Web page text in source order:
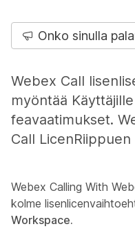
Onko sinulla
Webex Call
myöntää
feavaatimukset.
Call
Webex Calling With
kolme
Workspace.